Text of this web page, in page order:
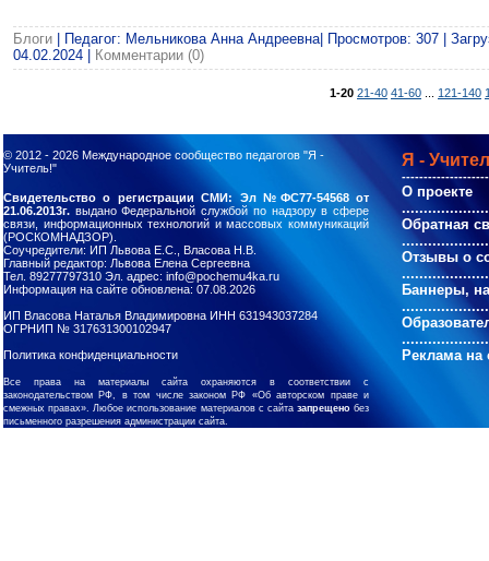
Блоги | Педагог: Мельникова Анна Андреевна| Просмотров: 307 |
04.02.2024
Комментарии (0)
1-20 21-40 41-60 121-140
© 2012 - 2026 Международное сообщество педагогов "Я -
Учитель!"
Я -
О проекте
Обратная
Отзывы о
Баннеры,
Реклама на
Свидетельство о регистрации СМИ: Эл №ФС77-54568 от
21.06.2013г. выдано Федеральной службой по надзору в сфере
связи, информационных технологий и массовых коммуникаций
(РОСКОМНАДЗОР).
Соучредители: ИП Львова Е.С., Власова Н.В.
Главный редактор: Львова Елена Сергеевна
Тел. 89277797310 Эл. адрес: info@pochemu4ka.ru
Информация на сайте обновлена: 07.08.2026
ИП Власова Наталья Владимировна ИНН 631943037284
ОГРНИП № 317631300102947
Политика конфиденциальности
Все права на материалы сайта охраняются в соответствии с
законодательством РФ, в том числе законом РФ «Об авторском праве и
смежных правах». Любое использование материалов с сайта запрещенобез
письменного разрешения администрации сайта.